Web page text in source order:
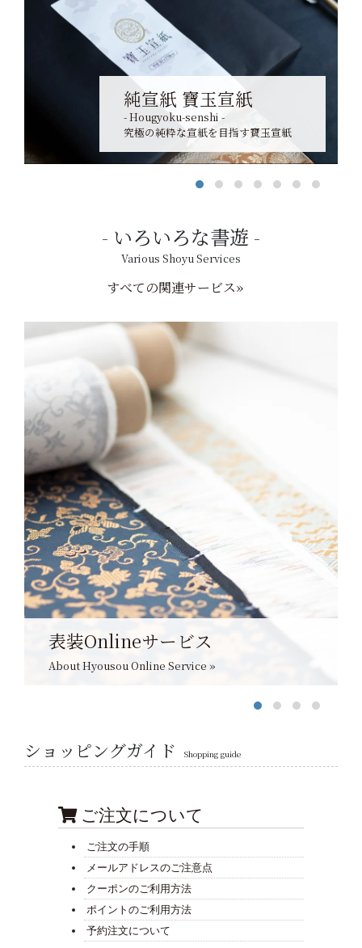
純宣紙 寶玉宣紙
- Hougyoku-senshi -
究極の純粋な宣紙を目指す寶玉宣紙
いろいろな書遊
Various Shoyu Services
すべての関連サービス»
表装Onlineサービス
About Hyousou Online Service »
ショッピングガイド Shopping guide
ご注文について
ご注文の手順
メールアドレスのご注意点
クーポンのご利用方法
ポイントのご利用方法
予約注文について